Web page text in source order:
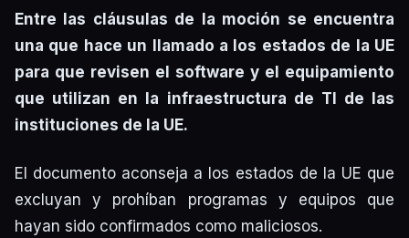
Entre las cláusulas de la moción se encuentra
una que hace un llamado a los estados de la UE
para que revisen el software y el equipamiento
que utilizan en la infraestructura de TI de las
instituciones de la UE.
El documento aconseja a los estados de la UE que
excluyan y prohíban programas y equipos que
hayan sido confirmados como maliciosos.